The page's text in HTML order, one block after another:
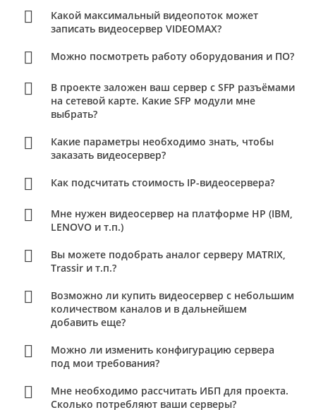
Какой максимальный видеопоток может
записать видеосервер VIDEOMAX?
Можно посмотреть работу оборудования и ПО?
В проекте заложен ваш сервер с SFP разъёмами
на сетевой карте. Какие SFP модули мне
выбрать?
Какие параметры необходимо знать, чтобы
заказать видеосервер?
Как подсчитать стоимость IP-видеосервера?
Мне нужен видеосервер на платформе HP (IBM,
LENOVO и т.п.)
Вы можете подобрать аналог серверу MATRIX,
Trassir и т.п.?
Возможно ли купить видеосервер с небольшим
количеством каналов и в дальнейшем
добавить еще?
Можно ли изменить конфигурацию сервера
под мои требования?
Мне необходимо рассчитать ИБП для проекта.
Сколько потребляют ваши серверы?